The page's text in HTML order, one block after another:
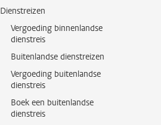
Dienstreizen
Vergoeding binnenlandse
dienstreis
Buitenlandse dienstreizen
Vergoeding buitenlandse
dienstreis
Boek een buitenlandse
dienstreis